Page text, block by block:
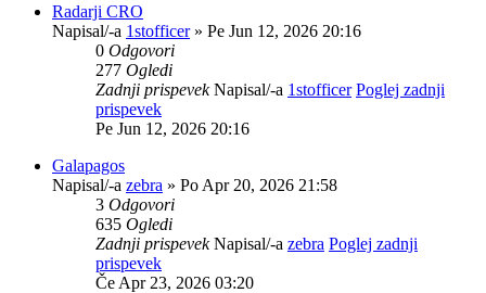
Radarji CRO
Napisal/-a 1stofficer» Pe Jun 12, 2026 20:16
0 Odgovori
277 Ogledi
Zadnji prispevekNapisal/-a 1stofficer Poglej zadnji
prispevek
Pe Jun 12, 2026 20:16
Galapagos
Napisal/-a zebra » Po Apr 20, 2026 21:58
3 Odgovori
635 Ogledi
Zadnji prispevekNapisal/-a zebra Poglej zadnji
prispevek
Če Apr 23, 2026 03:20